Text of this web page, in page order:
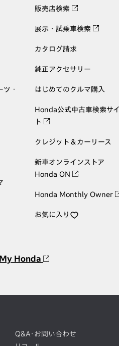
・
販売店検索
展示・試乗車検索
カタログ請求
純正アクセサリー
はじめてのクルマ購入
Honda公式中古車検索サイ
ト
クレジット＆カーリース
新車オンラインストア
Honda ON
Honda Monthly Owner
お気に入り
My Honda
Q&A・お問い合わせ